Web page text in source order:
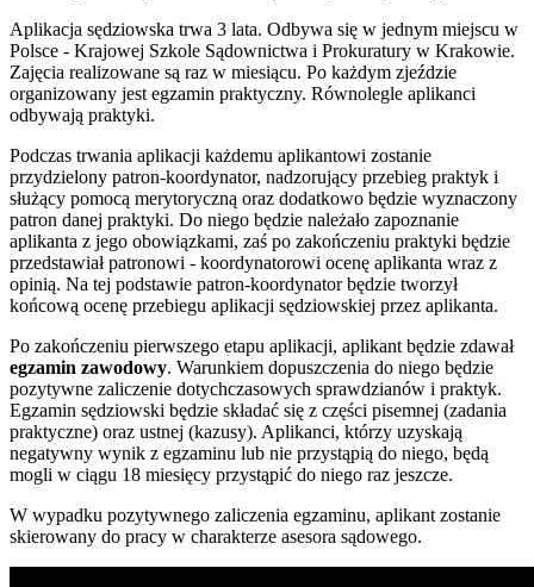
Aplikacja sędziowska trwa 3 lata. Odbywa się w jednym miejscu w
Polsce - Krajowej Szkole Sądownictwa i Prokuratury w Krakowie.
Zajęcia realizowane są raz w miesiącu. Po każdym zjeździe
organizowany jest egzamin praktyczny. Równolegle aplikanci
odbywają praktyki.
Podczas trwania aplikacji każdemu aplikantowi zostanie
przydzielony patron-koordynator, nadzorujący przebieg praktyk i
służący pomocą merytoryczną oraz dodatkowo będzie wyznaczony
patron danej praktyki. Do niego będzie należało zapoznanie
aplikanta z jego obowiązkami, zaś po zakończeniu praktyki będzie
przedstawiał patronowi - koordynatorowi ocenę aplikanta wraz z
opinią. Na tej podstawie patron-koordynator będzie tworzył
końcową ocenę przebiegu aplikacji sędziowskiej przez aplikanta.
Po zakończeniu pierwszego etapu aplikacji, aplikant będzie zdawał
egzamin zawodowy. Warunkiem dopuszczenia do niego będzie
pozytywne zaliczenie dotychczasowych sprawdzianów i praktyk.
Egzamin sędziowski będzie składać się z części pisemnej (zadania
praktyczne) oraz ustnej (kazusy). Aplikanci, którzy uzyskają
negatywny wynik z egzaminu lub nie przystąpią do niego, będą
mogli w ciągu 18 miesięcy przystąpić do niego raz jeszcze.
W wypadku pozytywnego zaliczenia egzaminu, aplikant zostanie
skierowany do pracy w charakterze asesora sądowego.